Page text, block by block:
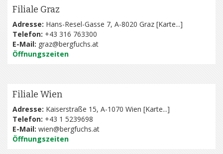
Filiale Graz
Adresse: Hans-Resel-Gasse 7, A-8020 Graz [Karte...]
Telefon: +43 316 763300
E-Mail: graz@bergfuchs.at
Öffnungszeiten
Filiale Wien
Adresse: Kaiserstraße 15, A-1070 Wien [Karte...]
Telefon: +43 1 5239698
E-Mail: wien@bergfuchs.at
Öffnungszeiten